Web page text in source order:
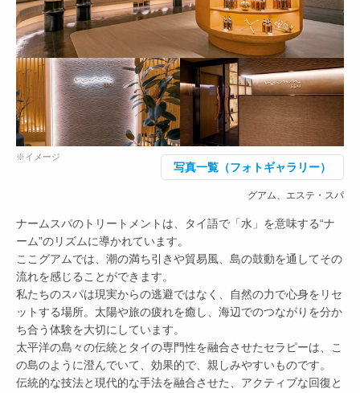
※イメージ
写真一覧（フォトギャラリー）
グアム、エステ・スパ
ナームスパのトリートメントは、タイ語で「水」を意味する“ナ
ーム”のリズムに導かれています。
ここグアムでは、潮の満ち引きや貿易風、島の鼓動を通してその
流れを感じることができます。
私たちのスパは現実からの逃避ではなく、自然の力で心身をリセ
ットする場所。太陽や旅の疲れを癒し、海辺でのつながりを分か
ち合う体験を大切にしています。
太平洋の島々の伝統とタイの専門性を融合させたセラピーは、こ
の島のように澄んでいて、効果的で、親しみやすいものです。
伝統的な技法と現代的な手法を融合させた、アクティブな回復と